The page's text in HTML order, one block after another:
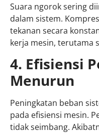
Suara ngorok sering
dalam sistem.
tekanan secara
kerja mesin, terutama
4. Efisiensi
Menurun
Peningkatan beban
pada efisiensi mesin.
tidak seimbang.